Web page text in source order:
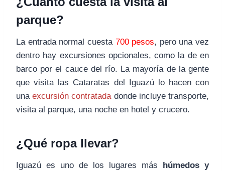
parque?
La entrada normal cuesta 700 pesos, pero una vez
dentro hay excursiones opcionales, como la de en
barco por el cauce del río. La mayoría de la gente
que visita las Cataratas del Iguazú lo hacen con
unaexcursión contratadadonde incluye transporte,
visita al parque, una noche en hotel y crucero.
¿Qué ropa llevar?
Iguazú es uno de los lugares más
húmedos y